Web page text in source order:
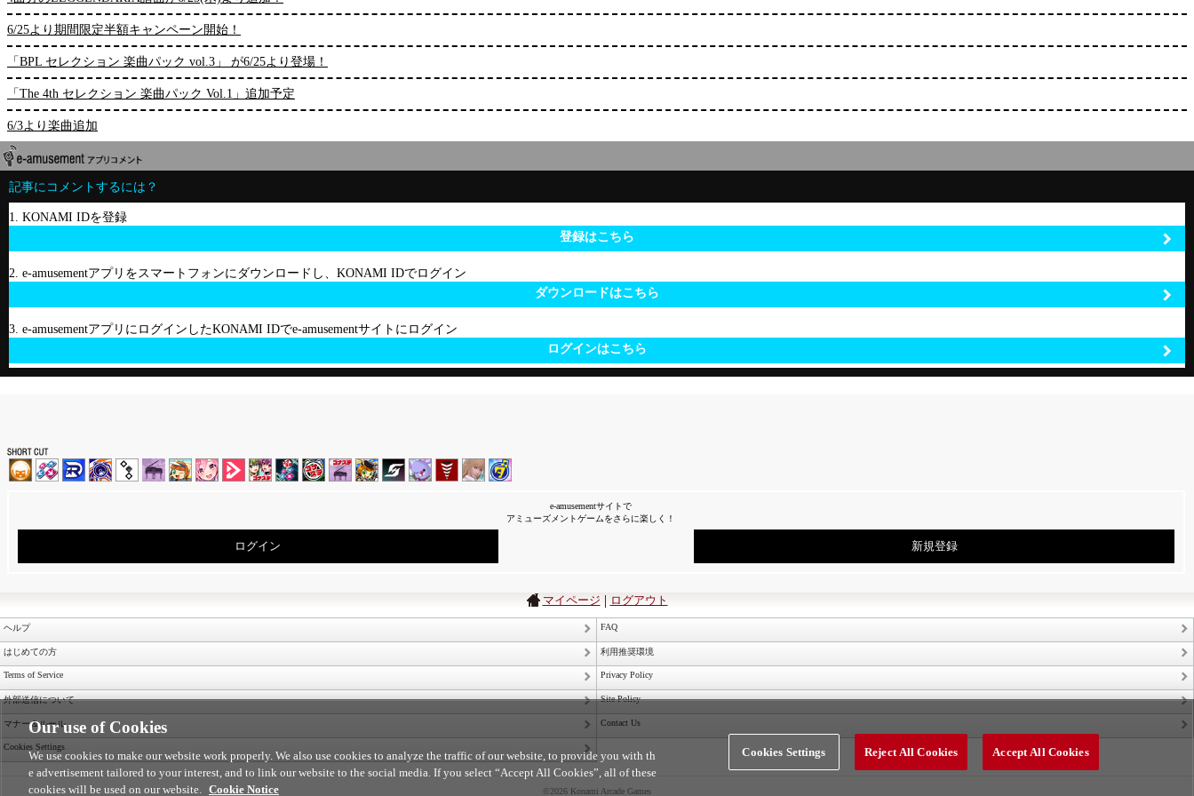
6/25より期間限定半額キャンペーン開始！
「BPL セレクション 楽曲パック vol.3」 が6/25より登場！
「The 4th セレクション 楽曲パック Vol.1」追加予定
6/3より楽曲追加
記事にコメントするには？
1. KONAMI IDを登録
登録はこちら
2. e-amusementアプリをスマートフォンにダウンロードし、KONAMI IDでログイン
ダウンロードはこちら
3. e-amusementアプリにログインしたKONAMI IDでe-amusementサイトにログイン
ログインはこちら
e-amusementサイトで
アミューズメントゲームをさらに楽しく！
ログイン 新規登録
マイページ | ログアウト
ヘルプ FAQ
はじめての方 利用推奨環境
Terms of Service Privacy Policy
外部送信について Site Policy
マナー＆ルール Contact Us
Cookies Settings
©2026 Konami Arcade Games
Our use of Cookies
We use cookies to make our website work properly. We also use cookies to analyze the traffic of our website, to provide you with th
e advertisement tailored to your interest, and to link our website to the social media. If you select “Accept All Cookies”, all of these
cookies will be used on our website. Cookie Notice
Cookies Settings Reject All Cookies Accept All Cookies